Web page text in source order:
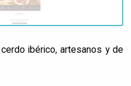
ibérico, artesanos y de